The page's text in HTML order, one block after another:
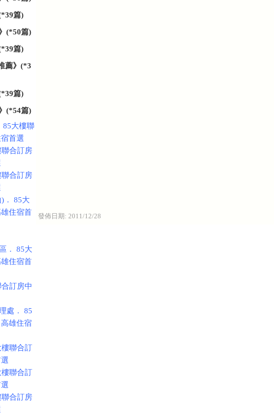
篇)
(*50篇)
篇)
薦》(*3
篇)
(*54篇)
85大樓聯
首選
合訂房
合訂房
． 85大
住宿首
． 85大
住宿首
訂房中
處． 85
雄住宿
聯合訂
聯合訂
合訂房
發佈日期: 2011/12/28